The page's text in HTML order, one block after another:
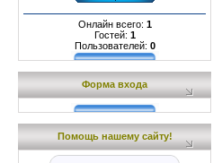
Онлайн всего: 1
Гостей: 1
Пользователей: 0
Форма входа
Помощь нашему сайту!